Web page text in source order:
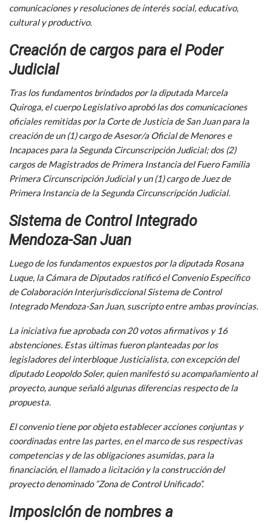
comunicaciones y resoluciones de interés social, educativo,
cultural y productivo.
Creación de cargos para el Poder
Judicial
Tras los fundamentos brindados por la diputada Marcela
Quiroga, el cuerpo Legislativo aprobó las dos comunicaciones
oficiales remitidas por la Corte de Justicia de San Juan para la
creación de un (1) cargo de Asesor/a Oficial de Menores e
Incapaces para la Segunda Circunscripción Judicial; dos (2)
cargos de Magistrados de Primera Instancia del Fuero Familia
Primera Circunscripción Judicial y un (1) cargo de Juez de
Primera Instancia de la Segunda Circunscripción Judicial.
Sistema de Control Integrado
Mendoza-San Juan
Luego de los fundamentos expuestos por la diputada Rosana
Luque, la Cámara de Diputados ratificó el Convenio Específico
de Colaboración Interjurisdiccional Sistema de Control
Integrado Mendoza-San Juan, suscripto entre ambas provincias.
La iniciativa fue aprobada con 20 votos afirmativos y 16
abstenciones. Estas últimas fueron planteadas por los
legisladores del interbloque Justicialista, con excepción del
diputado Leopoldo Soler, quien manifestó su acompañamiento al
proyecto, aunque señaló algunas diferencias respecto de la
propuesta.
El convenio tiene por objeto establecer acciones conjuntas y
coordinadas entre las partes, en el marco de sus respectivas
competencias y de las obligaciones asumidas, para la
financiación, el llamado a licitación y la construcción del
proyecto denominado “Zona de Control Unificado”.
Imposición de nombres a